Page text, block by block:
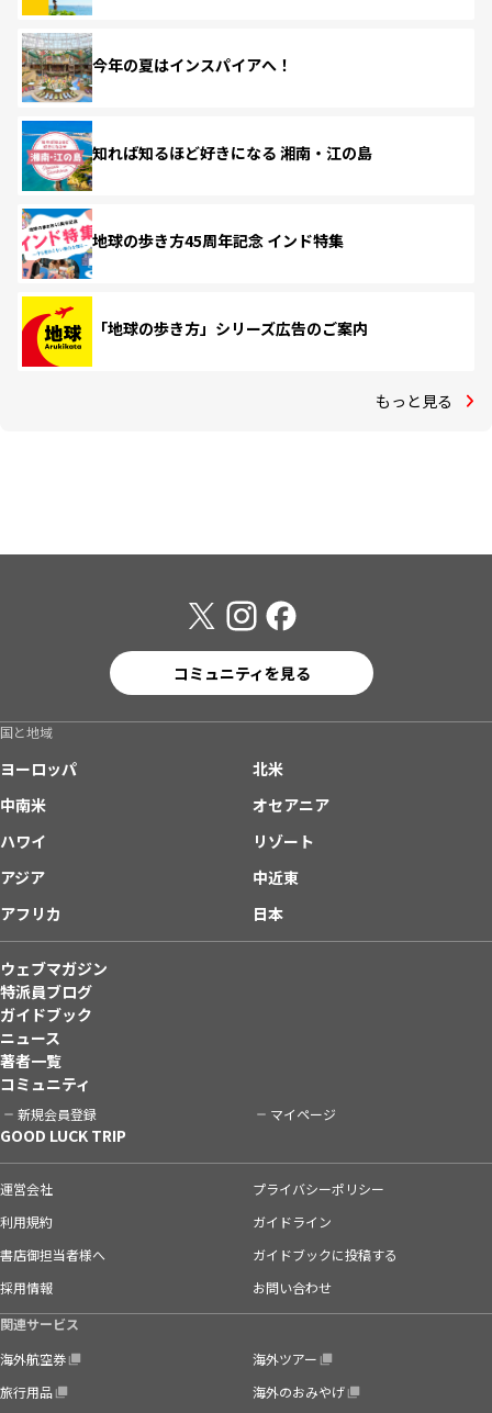
今年の夏はインスパイアへ！
知れば知るほど好きになる 湘南・江の島
地球の歩き方45周年記念 インド特集
「地球の歩き方」シリーズ広告のご案内
もっと見る
コミュニティを見る
国と地域
ヨーロッパ
北米
中南米
オセアニア
ハワイ
リゾート
アジア
中近東
アフリカ
日本
ウェブマガジン
特派員ブログ
ガイドブック
ニュース
著者一覧
コミュニティ
新規会員登録 マイページ
GOOD LUCK TRIP
運営会社
プライバシーポリシー
利用規約
ガイドライン
書店御担当者様へ
ガイドブックに投稿する
採用情報
お問い合わせ
関連サービス
海外航空券
海外ツアー
旅行用品
海外のおみやげ